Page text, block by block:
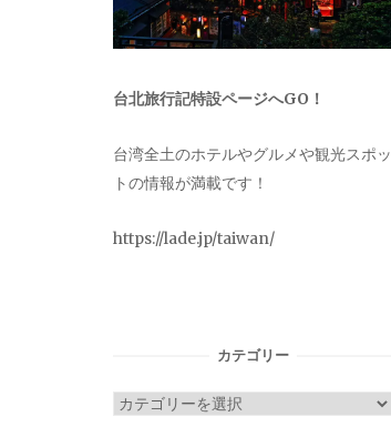
台北旅行記特設ページへGO！
台湾全土のホテルやグルメや観光スポッ
トの情報が満載です！
https://lade.jp/taiwan/
カテゴリー
カ